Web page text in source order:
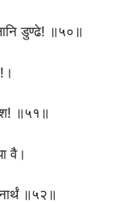
डुण्ढे! ॥५०॥
॥५१॥
वै।
॥५२॥